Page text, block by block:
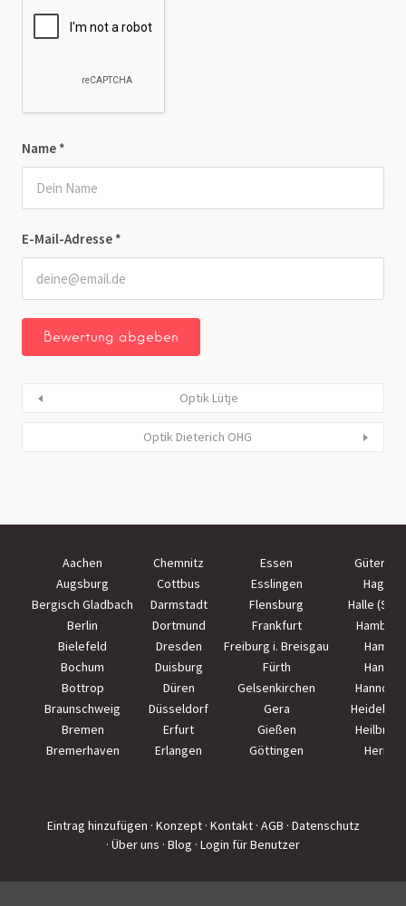
Name *
E-Mail-Adresse *
Optik Lütje
Optik Dieterich OHG
Aachen Chemnitz Essen
Augsburg
Cottbus Esslingen
Hagen
Bergisch Gladbach
Darmstadt Flensburg
Halle
Berlin
Dortmund Frankfurt
Hamburg
Bielefeld
Dresden Freiburg i. Breisgau
Hamm
Bochum
Duisburg Fürth
Hanau
Bottrop
Düren Gelsenkirchen
Hannover
Braunschweig
Düsseldorf Gera
Bremen
Erfurt Gießen
Heilbronn
Bremerhaven
Erlangen Göttingen Herne
Eintrag hinzufügen · Konzept · Kontakt · AGB · Datenschutz
· Über uns · Blog · Login für Benutzer